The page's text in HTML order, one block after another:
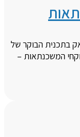
2013 אריה מליניאק בתכנית הבוקר של